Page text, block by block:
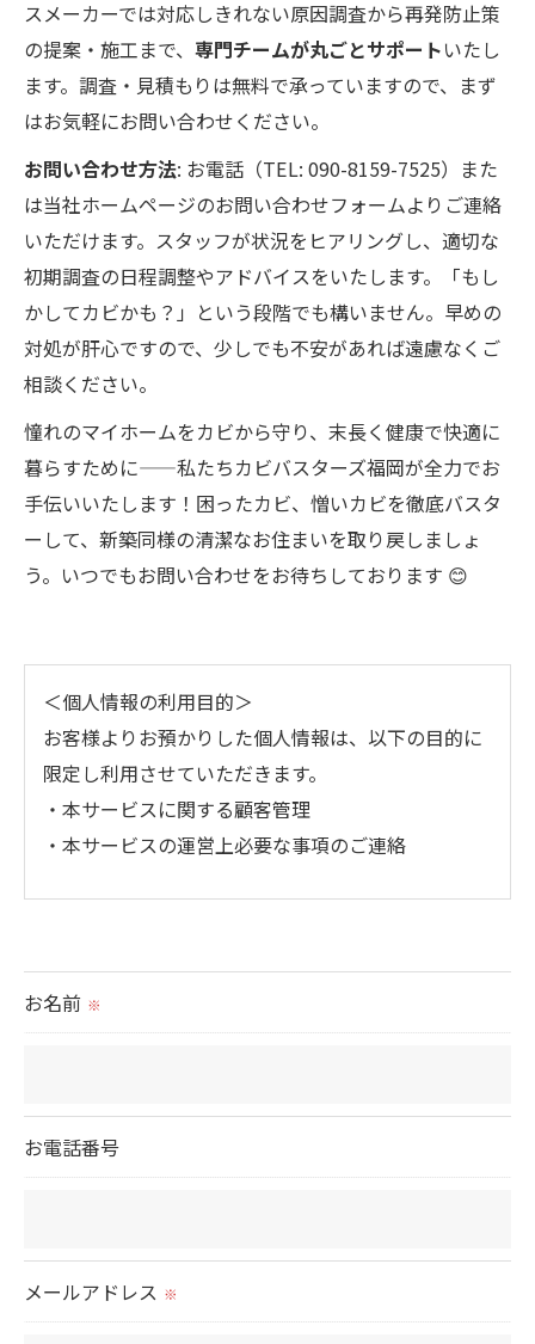
スメーカーでは対応しきれない原因調査から再発防止策
の提案・施工まで、 専門チームが丸ごとサポートいたし
ます。調査・見積もりは無料で承っていますので、まず
はお気軽にお問い合わせください。
お問い合わせ方法: お電話（TEL: 090-8159-7525）また
は当社ホームページのお問い合わせフォームよりご連絡
いただけます。スタッフが状況をヒアリングし、適切な
初期調査の日程調整やアドバイスをいたします。「もし
かしてカビかも？」という段階でも構いません。早めの
対処が肝心ですので、少しでも不安があれば遠慮なくご
相談ください。
憧れのマイホームをカビから守り、末長く健康で快適に
暮らすために——私たちカビバスターズ福岡が全力でお
手伝いいたします！困ったカビ、憎いカビを徹底バスタ
ーして、新築同様の清潔なお住まいを取り戻しましょ
う。いつでもお問い合わせをお待ちしております 😊
＜個人情報の利用目的＞
お客様よりお預かりした個人情報は、以下の目的に
限定し利用させていただきます。
・本サービスに関する顧客管理
・本サービスの運営上必要な事項のご連絡
られた場合を除き、
当社では、利用目的の達成に必要な範囲において、
お名前 ※
お電話番号
メールアドレス ※